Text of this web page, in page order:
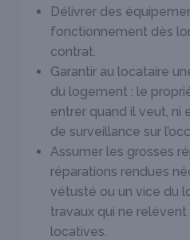
Délivrer des
fonctionnement dès
contrat.
Garantir au locataire
du logement : le
entrer quand il veut, ni
de surveillance sur
Assumer les grosses
réparations rendues
vétusté ou un vice du
travaux qui ne
locatives.